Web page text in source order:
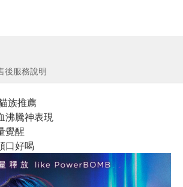
後服務說明
族推薦
沸騰神表現
覺醒
口好喝